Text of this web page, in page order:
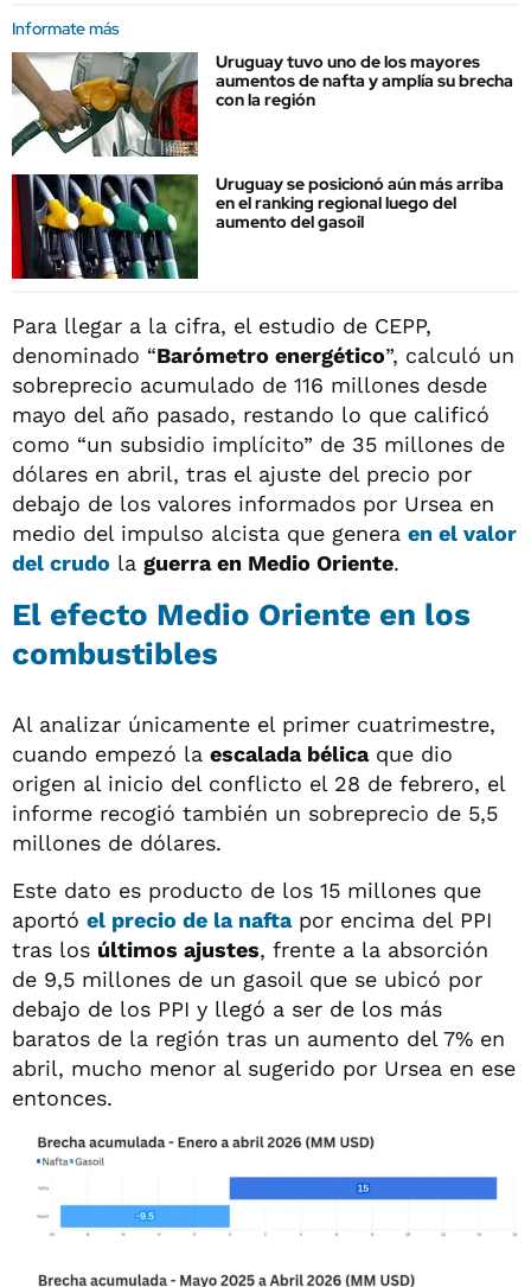
Informate más
Uruguay tuvo uno de los mayores
aumentos de nafta y amplía su brecha
con la región
Uruguay se posicionó aún más arriba
en el ranking regional luego del
aumento del gasoil
Para llegar a la cifra, el estudio de CEPP,
denominado “Barómetro energético”, calculó un
sobreprecio acumulado de 116 millones desde
mayo del año pasado, restando lo que calificó
como “un subsidio implícito” de 35 millones de
dólares en abril, tras el ajuste del precio por
debajo de los valores informados por Ursea en
medio del impulso alcista que genera en el valor
del crudo la guerra en Medio Oriente.
El efecto Medio Oriente en los
combustibles
Al analizar únicamente el primer cuatrimestre,
cuando empezó la escalada bélicaque dio
origen al inicio del conflicto el 28 de febrero, el
informe recogió también un sobreprecio de 5,5
millones de dólares.
Este dato es producto de los 15 millones que
aportó el precio de la naftapor encima del PPI
tras los últimos ajustes, frente a la absorción
de 9,5 millones de un gasoil que se ubicó por
debajo de los PPI y llegó a ser de los más
baratos de la región tras un aumento del 7% en
abril, mucho menor al sugerido por Ursea en ese
entonces.